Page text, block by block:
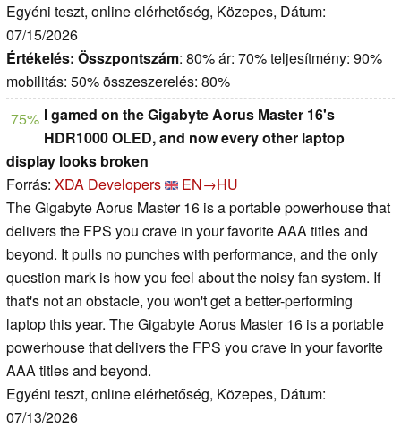
Egyéni teszt, online elérhetőség, Közepes, Dátum:
07/15/2026
Értékelés: Összpontszám: 80% ár: 70% teljesítmény: 90%
mobilitás: 50% összeszerelés: 80%
75% I gamed on the Gigabyte Aorus Master 16's
HDR1000 OLED, and now every other laptop
display looks broken
Forrás: XDA Developers
EN→HU
The Gigabyte Aorus Master 16 is a portable powerhouse that
delivers the FPS you crave in your favorite AAA titles and
beyond. It pulls no punches with performance, and the only
question mark is how you feel about the noisy fan system. If
that's not an obstacle, you won't get a better-performing
laptop this year. The Gigabyte Aorus Master 16 is a portable
powerhouse that delivers the FPS you crave in your favorite
AAA titles and beyond.
Egyéni teszt, online elérhetőség, Közepes, Dátum:
07/13/2026